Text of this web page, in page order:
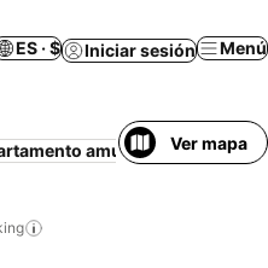
ES · $ Iniciar sesión Menú
amueblado Familias
Ver mapa